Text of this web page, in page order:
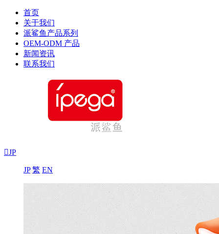
首页
关于我们
派鲨鱼产品系列
OEM-ODM 产品
新闻资讯
联系我们
JP
JP 繁 EN